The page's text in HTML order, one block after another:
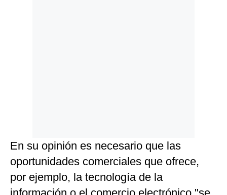
En su opinión es necesario que las
oportunidades comerciales que ofrece,
por ejemplo, la tecnología de la